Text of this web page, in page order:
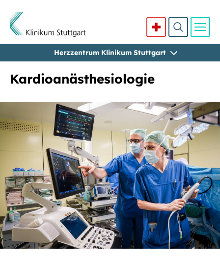
Direkt zum InhaltHerzzentrum Klinikum Stuttgart
Kardioanästhesiologie